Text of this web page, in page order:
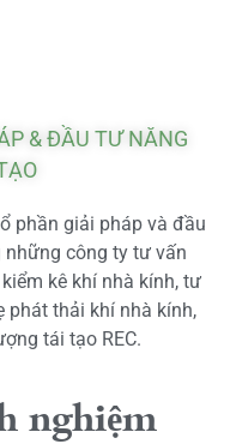
& ĐẦU TƯ NĂNG
phần giải pháp và đầu
công ty tư vấn
kê khí nhà kính, tư
phát thải khí nhà kính,
tái tạo REC.
nghiệm